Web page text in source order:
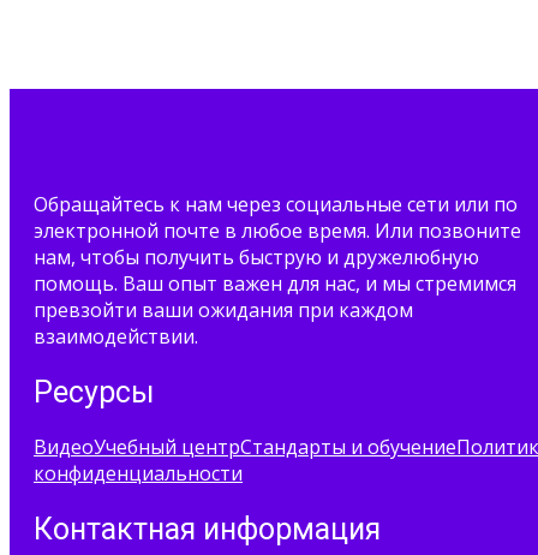
Обращайтесь к нам через социальные сети или по
электронной почте в любое время. Или позвоните
нам, чтобы получить быструю и дружелюбную
помощь. Ваш опыт важен для нас, и мы стремимся
превзойти ваши ожидания при каждом
взаимодействии.
Ресурсы
ВидеоУчебный центрСтандарты и обучение
конфиденциальности
Контактная информация